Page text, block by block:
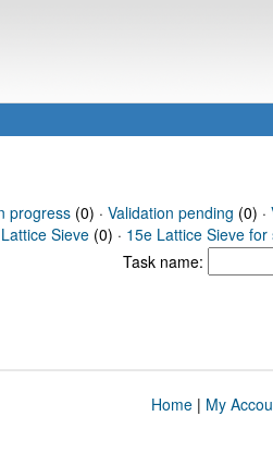
progress(0) · Validation pending (0) ·
Sieve (0) · 15e Lattice Sieve
Task name:
Home| My